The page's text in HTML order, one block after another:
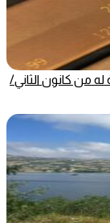
من كانون الثاني/